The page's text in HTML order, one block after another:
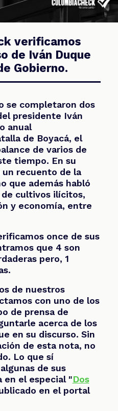
verificamos
de Iván Duque
Gobierno.
se completaron dos
presidente Iván
anual
de Boyacá, el
de varios de
tiempo. En su
recuento de la
que además habló
cultivos ilícitos,
y economía, entre
once de sus
que 4 son
pero, 1
de nuestros
con uno de los
de prensa de
acerca de los
en su discurso. Sin
de esta nota, no
Lo que sí
de sus
en el especial "Dos
en el portal